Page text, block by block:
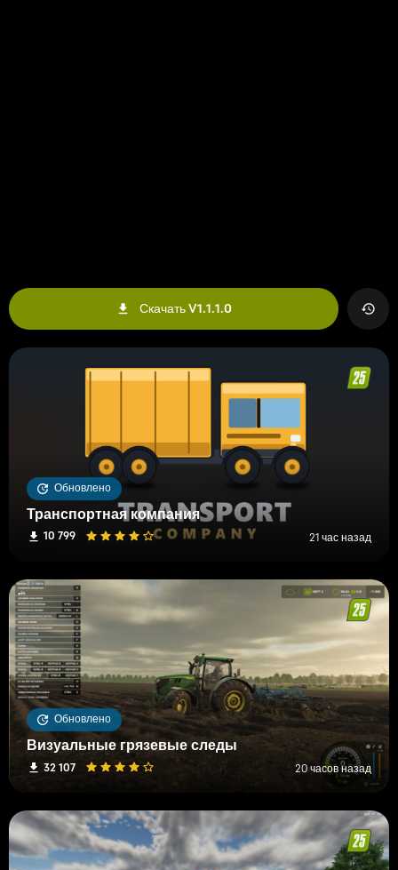
Скачать V1.1.1.0
Обновлено
Транспортная компания
10 799 21 час назад
Обновлено
Визуальные грязевые следы
32 107 20 часов назад